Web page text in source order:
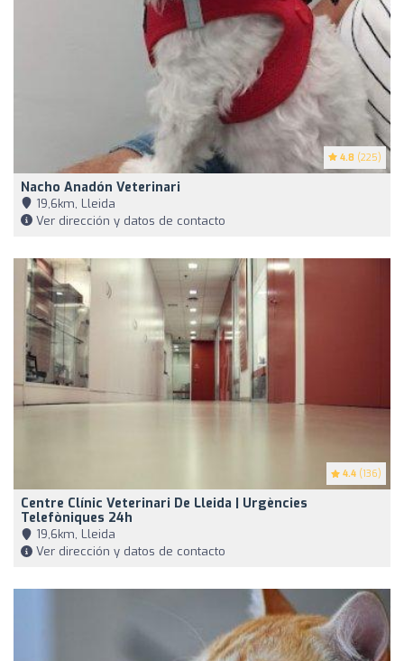
4.8 (225)
Nacho Anadón Veterinari
19,6km, Lleida
Ver dirección y datos de contacto
4.4 (136)
Centre Clínic Veterinari De Lleida | Urgències
Telefòniques 24h
19,6km, Lleida
Ver dirección y datos de contacto